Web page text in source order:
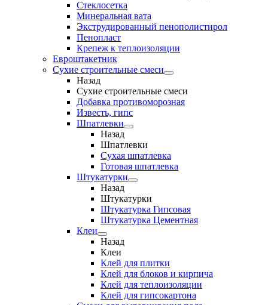
Стеклосетка
Минеральная вата
Экструдированный пенополистирол
Пенопласт
Крепеж к теплоизоляции
Евроштакетник
Сухие строительные смеси
Назад
Сухие строительные смеси
Добавка противоморозная
Известь, гипс
Шпатлевки
Назад
Шпатлевки
Сухая шпатлевка
Готовая шпатлевка
Штукатурки
Назад
Штукатурки
Штукатурка Гипсовая
Штукатурка Цементная
Клеи
Назад
Клеи
Клей для плитки
Клей для блоков и кирпича
Клей для теплоизоляции
Клей для гипсокартона